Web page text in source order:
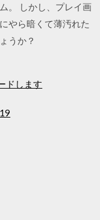
。 しかし、プレイ画
やら暗くて薄汚れた
うか？
ドします